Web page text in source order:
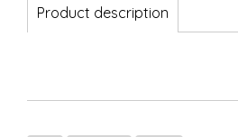
Product description